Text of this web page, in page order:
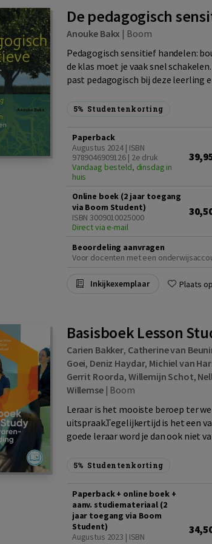
De pedagogisch
Anouke Bakx | Boom
Pedagogisch sensitief handelen:
de klas moet je vaak snel
past pedagogisch bij deze leerling
5% Studentenkorting
Paperback
Augustus 2024 | ISBN
9789046909126 | 2e druk
Vandaag besteld, dinsdag in
huis
Online boek (2 jaar toegang
via Boom Student)
ISBN 3009010025000
Direct via e-mail
Beoordeling aanvragen
Voor docenten met een
Inkijkexemplaar Plaats
Basisboek Lesson
Carien Bakker, Catherine van
Goei, Deniz Haydar, Michiel van
Gerrit Roorda, Willemijn Schot,
Willemse| Boom
Leraar is het mooiste beroep ter
uitspraak.Tegelijkertijd is het een
goede leraar word je dan ook niet
5% Studentenkorting
Paperback + online boek +
aanv. studiemateriaal (2
jaar toegang via Boom
Student)
Augustus 2023 | ISBN